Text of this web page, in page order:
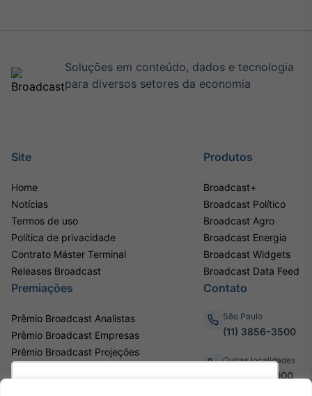
Soluções em conteúdo, dados e tecnologia
para diversos setores da economia
Site
Home
Notícias
Termos de uso
Política de privacidade
Contrato Máster Terminal
Releases Broadcast
Produtos
Broadcast+
Broadcast Político
Broadcast Agro
Broadcast Energia
Broadcast Widgets
Broadcast Data Feed
Premiações
Prêmio Broadcast Analistas
Prêmio Broadcast Empresas
Prêmio Broadcast Projeções
Contato
São Paulo
(11) 3856-3500
Outras localidades
0800.011.3000